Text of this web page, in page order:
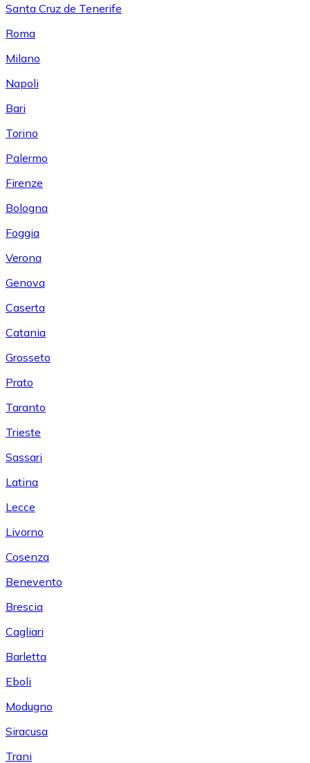
Santa Cruz de Tenerife
Roma
Milano
Napoli
Bari
Torino
Palermo
Firenze
Bologna
Foggia
Verona
Genova
Caserta
Catania
Grosseto
Prato
Taranto
Trieste
Sassari
Latina
Lecce
Livorno
Cosenza
Benevento
Brescia
Cagliari
Barletta
Eboli
Modugno
Siracusa
Trani